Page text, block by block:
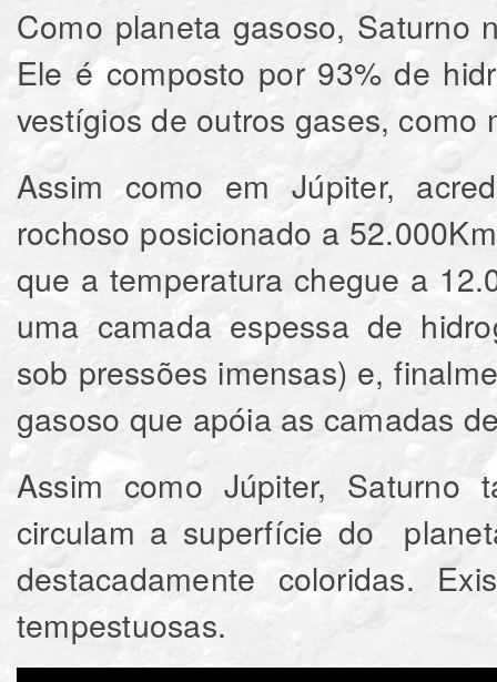
Como planeta gasoso, Saturno
Ele é composto por 93% de
vestígios de outros gases,
Assim como em Júpiter,
rochoso posicionado a
que a temperatura chegue a
uma camada espessa de
sob pressões imensas) e,
gasoso que apóia as camadas
Assim como Júpiter, Saturno
circulam a superfície do
destacadamente coloridas.
tempestuosas.